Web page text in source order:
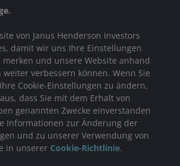
von Janus Henderson Investors
damit wir uns Ihre Einstellungen
merken und unsere Website anhand
weiter verbessern können. Wenn Sie
Cookie-Einstellungen zu ändern,
dass Sie mit dem Erhalt von
genannten Zwecke einverstanden
Informationen zur Änderung der
und zu unserer Verwendung von
in unserer Cookie-Richtlinie.